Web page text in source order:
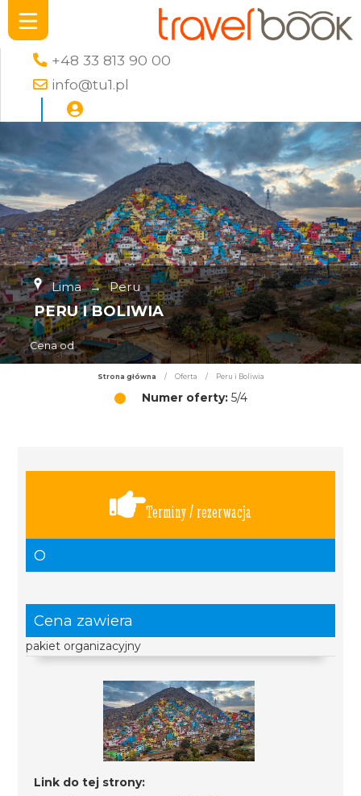
+48 33 813 90 00
info@tu1.pl
Lima → Peru
PERU I BOLIWIA
Cena od
Strona główna / Oferta / Peru i Boliwia
Numer oferty:5/4
Terminy / rezerwacja
O
Cena zawiera
pakiet organizacyjny
Link do tej strony: